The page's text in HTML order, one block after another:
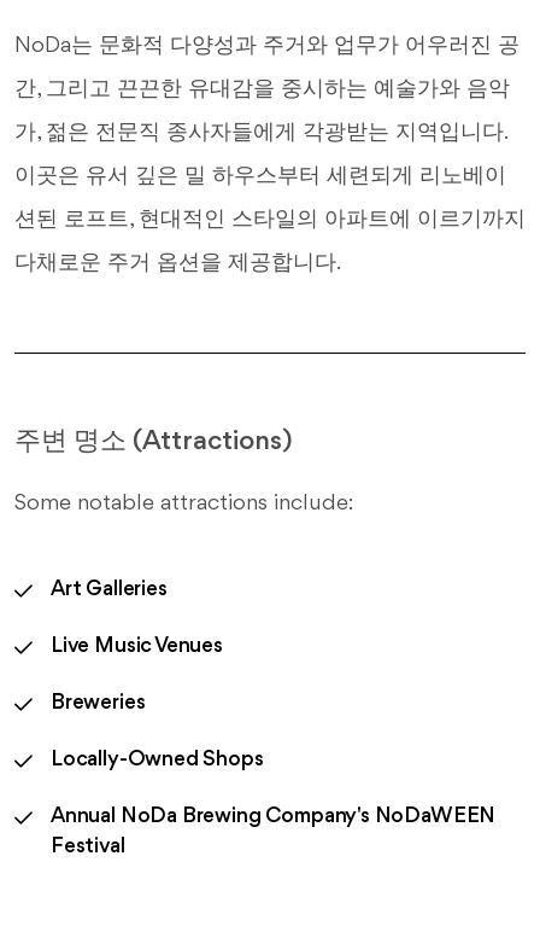
NoDa는 문화적 다양성과 주거와 업무가 어우러진 공
간, 그리고 끈끈한 유대감을 중시하는 예술가와 음악
가, 젊은 전문직 종사자들에게 각광받는 지역입니다.
이곳은 유서 깊은 밀 하우스부터 세련되게 리노베이
션된 로프트, 현대적인 스타일의 아파트에 이르기까지
다채로운 주거 옵션을 제공합니다.
주변 명소 (Attractions)
Some notable attractions include:
Art Galleries
Live Music Venues
Breweries
Locally-Owned Shops
Annual NoDa Brewing Company's NoDaWEEN
Festival